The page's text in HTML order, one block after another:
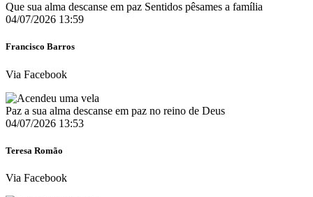
Que sua alma descanse em paz Sentidos pêsames a família
04/07/2026 13:59
Francisco Barros
Via Facebook
Paz a sua alma descanse em paz no reino de Deus
04/07/2026 13:53
Teresa Romão
Via Facebook